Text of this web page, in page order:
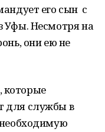
его сын с
Уфы. Несмотря на
они ею не
для службы в